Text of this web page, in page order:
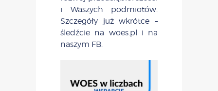
i Waszych podmiotów.
Szczegóły już wkrótce –
śledźcie na woes.pl i na
naszym FB.